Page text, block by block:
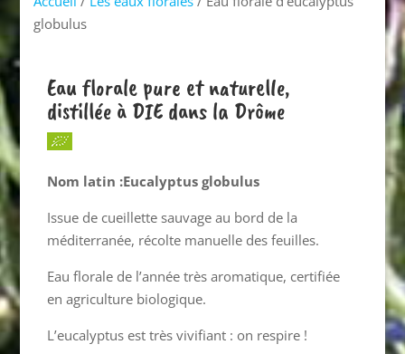
globulus
Eau florale pure et naturelle,
distillée à DIE dans la Drôme
Nom latin :Eucalyptus globulus
Issue de cueillette sauvage au bord de la
méditerranée, récolte manuelle des feuilles.
Eau florale de l’année très aromatique, certifiée
en agriculture biologique.
L’eucalyptus est très vivifiant : on respire !